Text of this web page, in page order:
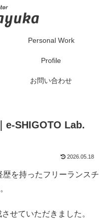
Personal Work
Profile
お問い合わせ
e-SHIGOTO Lab.
2026.05.18
を持ったフリーランスチ
せていただきました。